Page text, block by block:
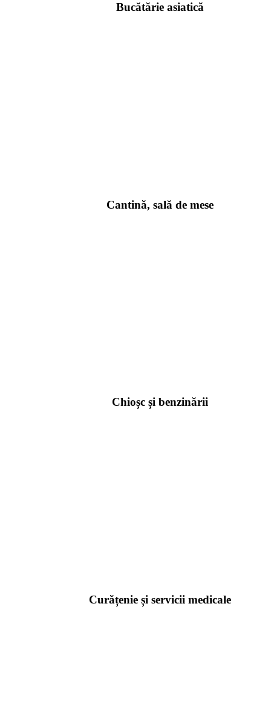
Bucătărie asiatică
Cantină, sală de mese
Chioșc și benzinării
Curățenie și servicii medicale